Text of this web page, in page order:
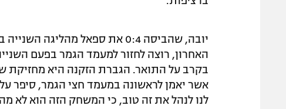
האחרון, רוצה לחזור למעמד הגמר בפעם
אשר יאמן לראשונה במעמד חצי הגמר, סיפר